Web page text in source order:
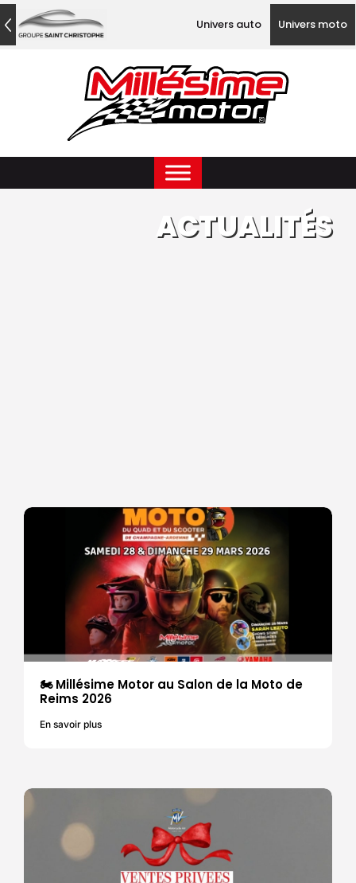
Univers auto Univers moto
ACTUALITÉS
🏍 Millésime Motor au Salon de la Moto de
Reims 2026
En savoir plus